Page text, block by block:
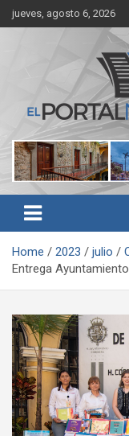
Skip
to
jueves, agosto 6, 2026
El Portal
Noticias de
Home 2023 julio
Entrega